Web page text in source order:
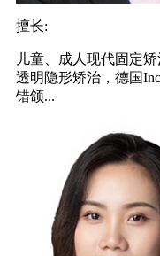
擅长:
儿童、成人现代固定
透明隐形矫治，德国
错颌...